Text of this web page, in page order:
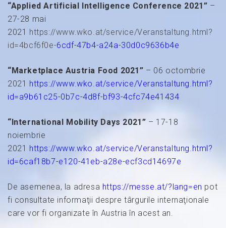
“Applied Artificial Intelligence Conference 2021” –
27-28 mai
2021 https://www.wko.at/service/Veranstaltung.html?
id=4bcf6f0e-6cdf-47b4-a24a-30d0c9636b4e
“Marketplace Austria Food 2021” – 06 octombrie
2021 https://www.wko.at/service/Veranstaltung.html?
id=a9b61c25-0b7c-4d8f-bf93-4cfc74e41434
“International Mobility Days 2021” – 17-18
noiembrie
2021 https://www.wko.at/service/Veranstaltung.html?
id=6caf18b7-e120-41eb-a28e-ecf3cd14697e
De asemenea, la adresa https://messe.at/?lang=en pot
fi consultate informaţii despre târgurile internaţionale
care vor fi organizate în Austria în acest an.